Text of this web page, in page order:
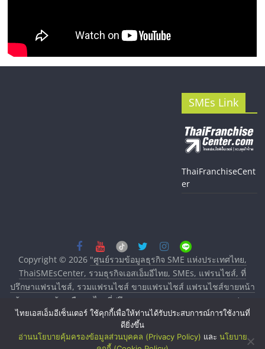
SMEs Link
ThaiFranchiseCent
er
Copyright © 2026 "ศูนย์รวมข้อมูลธุรกิจ SME แห่งประเทศไทย,
ThaiSMEsCenter, รวมธุรกิจเอสเอ็มอีไทย, SMEs, แฟรนไชส์, ที่
ปรึกษาแฟรนไชส์, รวมแฟรนไชส์ ขายแฟรนไชส์ แฟรนไชส์ขายหน้า
บ้าน ลงทุนน้อย คืนทุนไว, ที่ปรึกษาการลงทุนและขยายสาขาแฟรน
ไชส์, ศูนย์รวมแฟรนไชส์ พร้อมทำเลสำหรับเปิดร้าน ปรึกษาฟรี,
บริการพัฒนาระบบแฟรนไชส์"
ไทยเอสเอ็มอีเซ็นเตอร์ ใช้คุกกี้เพื่อให้ท่านได้รับประสบการณ์การใช้งานที่
ดียิ่งขึ้น
อ่านนโยบายคุ้มครองข้อมูลส่วนบุคคล (Privacy Policy) และ นโยบาย